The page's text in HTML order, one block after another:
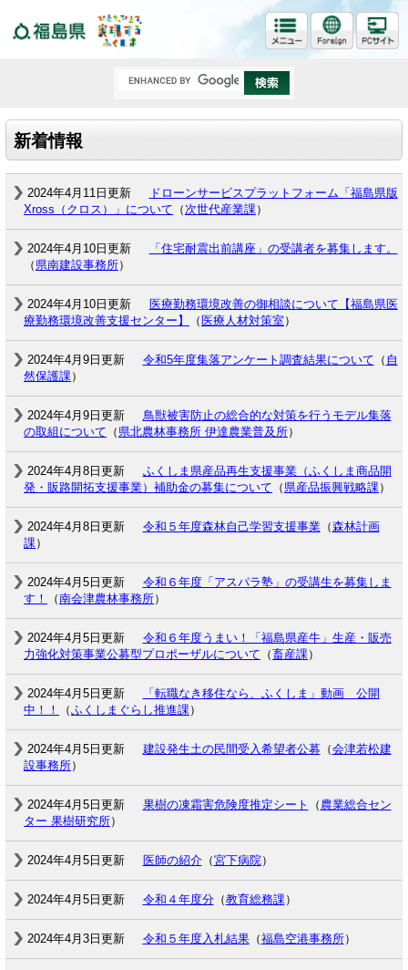
新着情報
2024年4月11日更新
ドローンサービスプラットフォーム「福島県版
Xross（クロス）」について （次世代産業課）
2024年4月10日更新
「住宅耐震出前講座」の受講者を募集します。
（ 県南建設事務所）
2024年4月10日更新
医療勤務環境改善の御相談について【福島県医
療勤務環境改善支援センター】
（ 医療人材対策室 ）
2024年4月9日更新 令和5年度集落アンケート調査結果について （ 自
然保護課）
2024年4月9日更新
鳥獣被害防止の総合的な対策を行うモデル集落
の取組について （ 県北農林事務所 伊達農業普及所）
2024年4月8日更新
ふくしま県産品再生支援事業（ふくしま商品開
発・販路開拓支援事業）補助金の募集について （ 県産品振興戦略課）
2024年4月8日更新 令和５年度森林自己学習支援事業（森林計画
課）
2024年4月5日更新
令和６年度「アスパラ塾」の受講生を募集しま
す！
（南会津農林事務所）
2024年4月5日更新
令和６年度うまい！「福島県産牛」生産・販売
力強化対策事業公募型プロポーザルについて （畜産課）
2024年4月5日更新
「転職なき移住なら、ふくしま」動画 公開
中！！
（ふくしまぐらし推進課）
2024年4月5日更新 建設発生土の民間受入希望者公募 （会津若松建
設事務所）
2024年4月5日更新 果樹の凍霜害危険度推定シート （ 農業総合セン
ター 果樹研究所）
2024年4月5日更新 医師の紹介（宮下病院）
2024年4月5日更新 令和４年度分（教育総務課）
2024年4月3日更新 令和５年度入札結果（福島空港事務所）